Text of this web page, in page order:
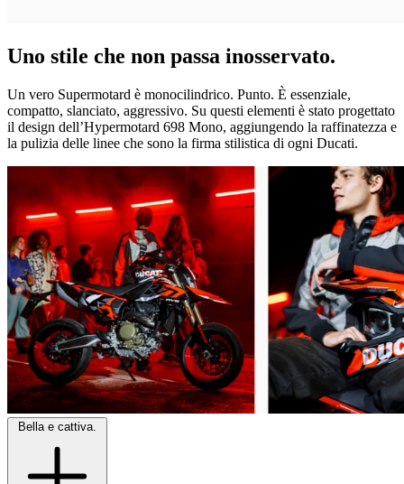
Uno stile che non passa inosservato.
Un vero Supermotard è monocilindrico. Punto. È essenziale,
compatto, slanciato, aggressivo. Su questi elementi è stato progettato
il design dell’Hypermotard 698 Mono, aggiungendo la raffinatezza e
la pulizia delle linee che sono la firma stilistica di ogni Ducati.
Bella e cattiva.